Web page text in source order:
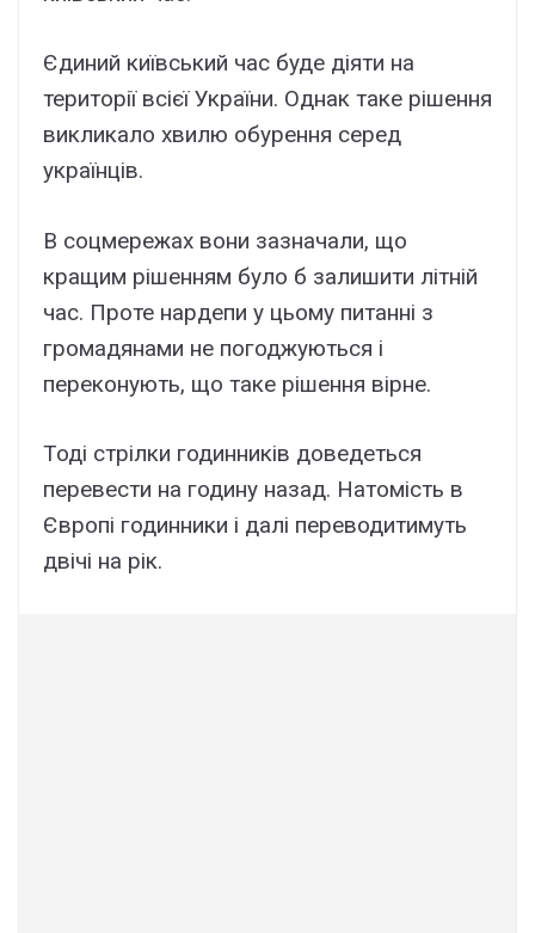
Єдиний київський час буде діяти на
території всієї України. Однак таке рішення
викликало хвилю обурення серед
українців.
В соцмережах вони зазначали, що
кращим рішенням було б залишити літній
час. Проте нардепи у цьому питанні з
громадянами не погоджуються і
переконують, що таке рішення вірне.
Тоді стрілки годинників доведеться
перевести на годину назад. Натомість в
Європі годинники і далі переводитимуть
двічі на рік.